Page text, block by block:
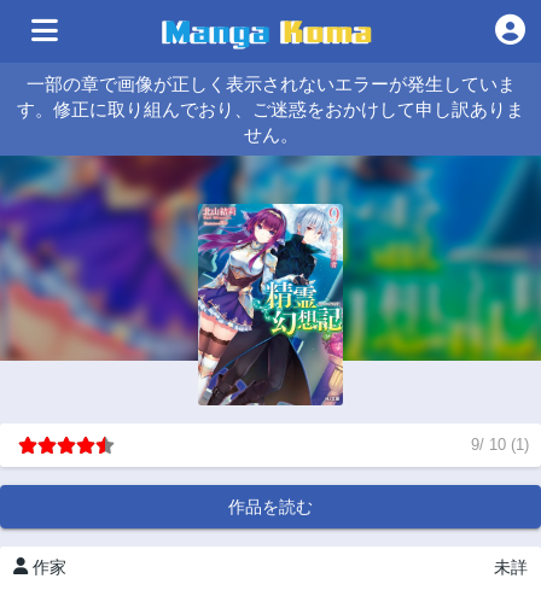
一部の章で画像が正しく表示されないエラーが発生していま
す。修正に取り組んでおり、ご迷惑をおかけして申し訳ありま
せん。
9/ 10 (1)
作品を読む
作家 未詳